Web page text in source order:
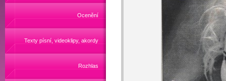
Ocenění
Texty písní, videoklipy, akordy
Rozhlas